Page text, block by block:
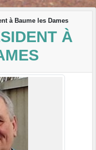
à Baume les Dames
À